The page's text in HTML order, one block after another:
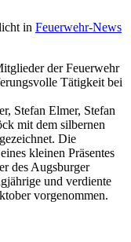
in Feuerwehr-News
der Feuerwehr
Tätigkeit bei
Stefan Elmer, Stefan
mit dem silbernen
Die
kleinen Präsentes
des Augsburger
und verdiente
vorgenommen.